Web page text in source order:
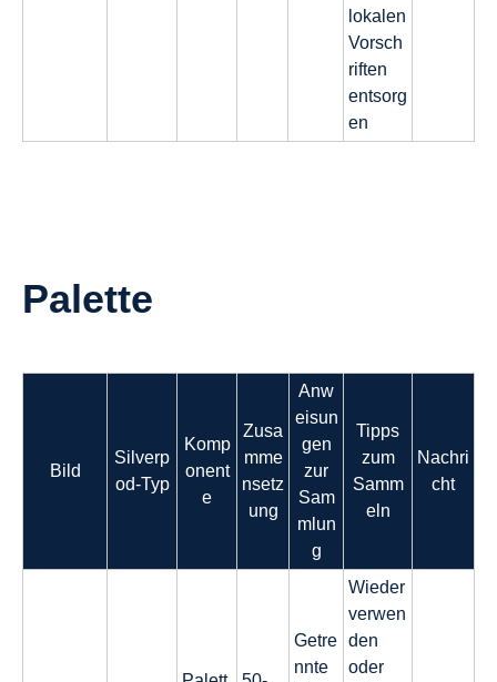
lokalen
Vorsch
riften
entsorg
en
Palette
Bild
Silverp
od-Typ
Komp
onent
e
Zusa
mme
nsetz
ung
Anw
eisun
gen
zur
Sam
mlun
g
Tipps
zum
Samm
eln
Nachri
cht
Getre
nnte
Wieder
verwen
den
oder